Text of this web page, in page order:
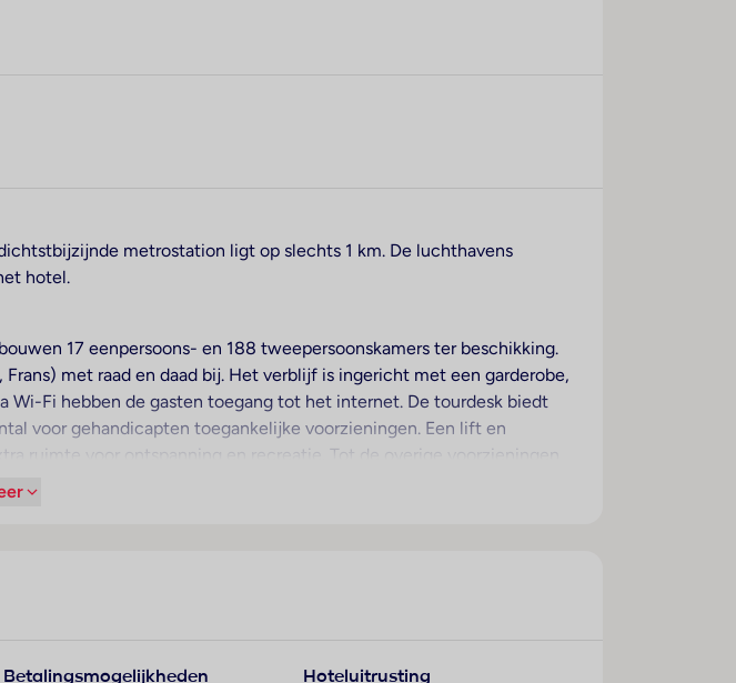
metrostation ligt op slechts 1 km. De luchthavens
hotel.
17 eenpersoons- en 188 tweepersoonskamers ter beschikking.
met raad en daad bij. Het verblijf is ingericht met een garderobe,
Wi-Fi hebben de gasten toegang tot het internet. De tourdesk biedt
voor gehandicapten toegankelijke voorzieningen. Een lift en
ruimte voor ontspanning en recreatie. Tot de overige voorzieningen
auto komen, kunnen in een garage of op de parkeerplaats parkeren.
kamers. Balkon of terras behoort tot de standaardinrichting van de
Betalingsmogelijkheden Hoteluitrusting